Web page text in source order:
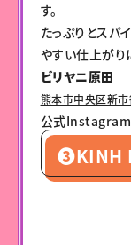
す。
たっぷりとスパ
やすい仕上がり
ビリヤニ原田
熊本市中央区新
公式
❸KINH